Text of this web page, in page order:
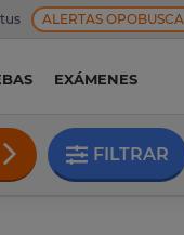
ALERTAS OPOBUSCA
EXÁMENES
FILTRAR